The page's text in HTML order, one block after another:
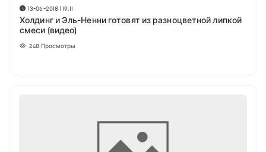
13-06-2018 | 19:11
Холдинг и Эль-Ненни готовят из разноцветной липкой
смеси (видео)
248 Просмотры